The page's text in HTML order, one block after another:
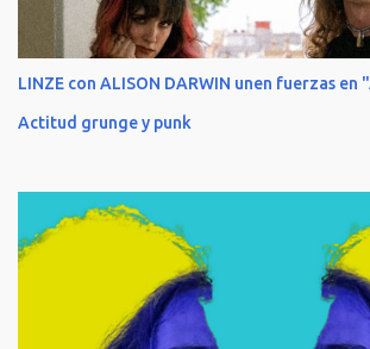
LINZE con ALISON DARWIN unen fuerzas
Actitud grunge y punk